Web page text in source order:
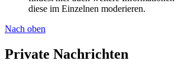
diese im Einzelnen moderieren.
Nach oben
Private Nachrichten